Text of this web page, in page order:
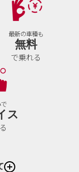
最新の車種も
無料
で乗れる
ス